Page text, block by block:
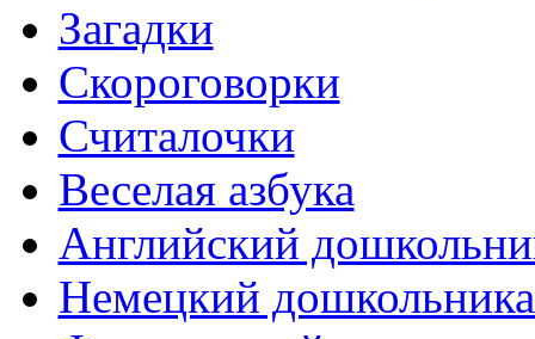
Загадки
Скороговорки
Считалочки
Веселая азбука
Английский
Немецкий